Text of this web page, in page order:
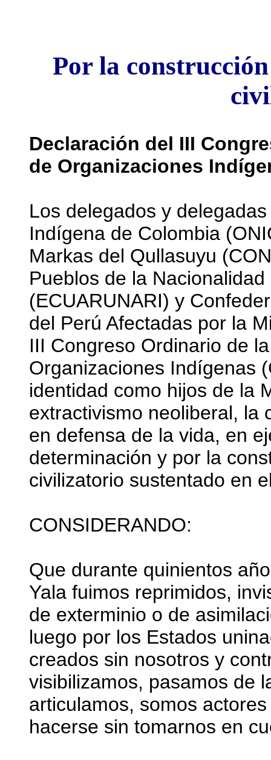
Por la
Declaración del III
de Organizaciones
Los delegados y
Indígena de Colombia
Markas del Qullasuyu
Pueblos de la
(ECUARUNARI) y
del Perú Afectadas por la
III Congreso Ordinario de
Organizaciones Indígenas
identidad como hijos de la
extractivismo neoliberal, la
en defensa de la vida, en
determinación y por la
civilizatorio sustentado en
CONSIDERANDO:
Que durante quinientos
Yala fuimos reprimidos,
de exterminio o de
luego por los Estados
creados sin nosotros y
visibilizamos, pasamos de
articulamos, somos
hacerse sin tomarnos en